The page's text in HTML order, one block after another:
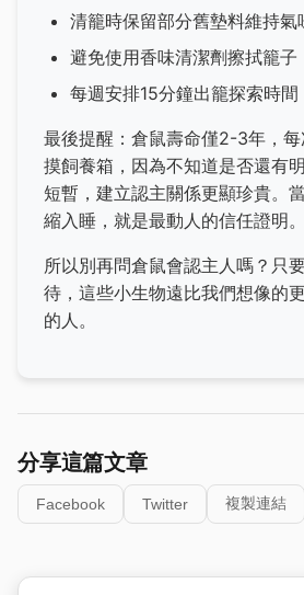
清籠時保留部分舊墊料維持氣
避免使用香味清潔劑擦拭籠子
每週安排15分鐘出籠探索時間
最後提醒：倉鼠壽命僅2-3年，
摸飼養箱，因為不知道是否還有
短暫，建立認主關係更顯珍貴。
縮入睡，就是最動人的信任證明。
所以別再問倉鼠會認主人嗎？只
待，這些小生物遠比我們想像的
的人。
分享這篇文章
Facebook Twitter 複製連結